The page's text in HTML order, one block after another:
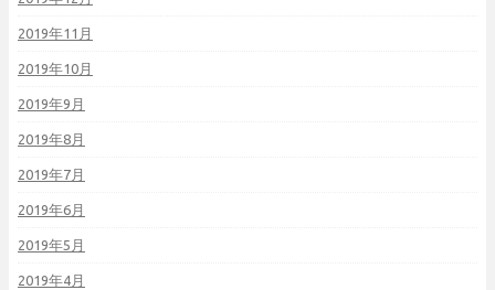
2019年11月
2019年10月
2019年9月
2019年8月
2019年7月
2019年6月
2019年5月
2019年4月